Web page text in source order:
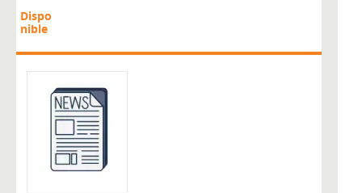
Dispo
nible